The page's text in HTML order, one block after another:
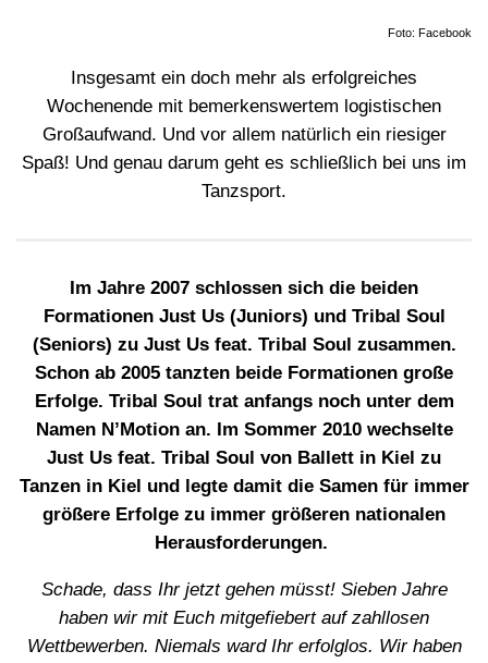
Foto: Facebook
Insgesamt ein doch mehr als erfolgreiches
Wochenende mit bemerkenswertem logistischen
Großaufwand. Und vor allem natürlich ein riesiger
Spaß! Und genau darum geht es schließlich bei uns im
Tanzsport.
Im Jahre 2007 schlossen sich die beiden
Formationen Just Us (Juniors) und Tribal Soul
(Seniors) zu Just Us feat. Tribal Soul zusammen.
Schon ab 2005 tanzten beide Formationen große
Erfolge. Tribal Soul trat anfangs noch unter dem
Namen N’Motion an. Im Sommer 2010 wechselte
Just Us feat. Tribal Soul von Ballett in Kiel zu
Tanzen in Kiel und legte damit die Samen für immer
größere Erfolge zu immer größeren nationalen
Herausforderungen.
Schade, dass Ihr jetzt gehen müsst! Sieben Jahre
haben wir mit Euch mitgefiebert auf zahllosen
Wettbewerben. Niemals ward Ihr erfolglos. Wir haben